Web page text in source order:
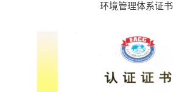
环境管理体系证书